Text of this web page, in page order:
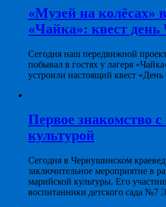
«Музей на колёсах»
«Чайка»: квест день
Сегодня наш передвижной
побывал в гостях у лагеря
устроили настоящий квест
Первое знакомство
культурой
Сегодня в Чернушинском
заключительное мероприятие в
марийской культуры. Его
воспитанники детского сада №7